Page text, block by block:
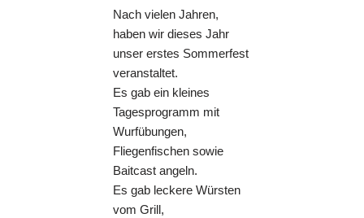
Nach vielen Jahren,
haben wir dieses Jahr
unser erstes Sommerfest
veranstaltet.
Es gab ein kleines
Tagesprogramm mit
Wurfübungen,
Fliegenfischen sowie
Baitcast angeln.
Es gab leckere Würsten
vom Grill,